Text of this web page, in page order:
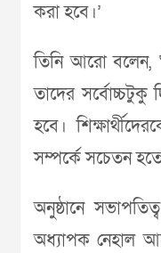
করা হবে।’
তিনি আরো বলেন,
তাদের সর্বোচ্চটুকু
হবে।
সম্পর্কে সচেতন
অনুষ্ঠানে
অধ্যাপক নেহাল